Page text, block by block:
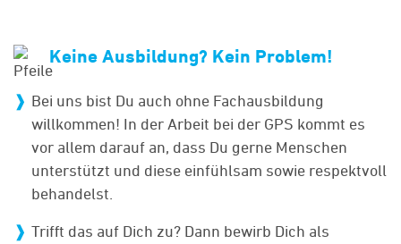
Keine Ausbildung? Kein Problem!
Bei uns bist Du auch ohne Fachausbildung
willkommen! In der Arbeit bei der GPS kommt es
vor allem darauf an, dass Du gerne Menschen
unterstützt und diese einfühlsam sowie respektvoll
behandelst.
Trifft das auf Dich zu? Dann bewirb Dich als